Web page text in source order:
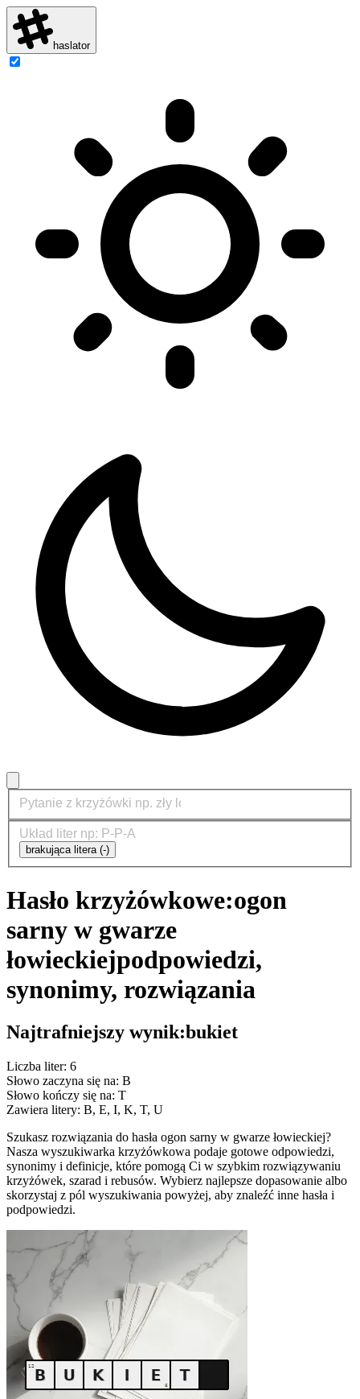
haslator
brakująca litera (-)
Hasło krzyżówkowe:ogon
sarny w gwarze
łowieckiejpodpowiedzi,
synonimy, rozwiązania
Najtrafniejszy wynik:bukiet
Liczba liter: 6
Słowo zaczyna się na: B
Słowo kończy się na: T
Zawiera litery: B, E, I, K, T, U
Szukasz rozwiązania do hasła ogon sarny w gwarze łowieckiej?
Nasza wyszukiwarka krzyżówkowa podaje gotowe odpowiedzi,
synonimy i definicje, które pomogą Ci w szybkim rozwiązywaniu
krzyżówek, szarad i rebusów. Wybierz najlepsze dopasowanie albo
skorzystaj z pól wyszukiwania powyżej, aby znaleźć inne hasła i
podpowiedzi.